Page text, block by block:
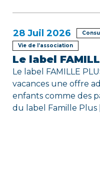
28 Juil 2026
Vie de l’association
Le label
Le label FAMILLE
vacances une offre
enfants comme des
du label Famille Plus